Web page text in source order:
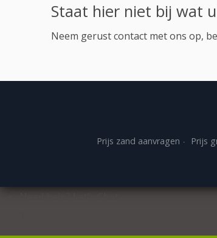
Staat hier niet bij wat
Neem gerust contact met ons op,
Prijs zand aanvragen Prijs